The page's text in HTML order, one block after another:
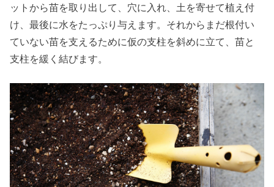
ットから苗を取り出して、穴に入れ、土を寄せて植え付
け、最後に水をたっぷり与えます。それからまだ根付い
ていない苗を支えるために仮の支柱を斜めに立て、苗と
支柱を緩く結びます。